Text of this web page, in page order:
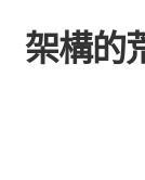
跳
至
跳
至
架構的